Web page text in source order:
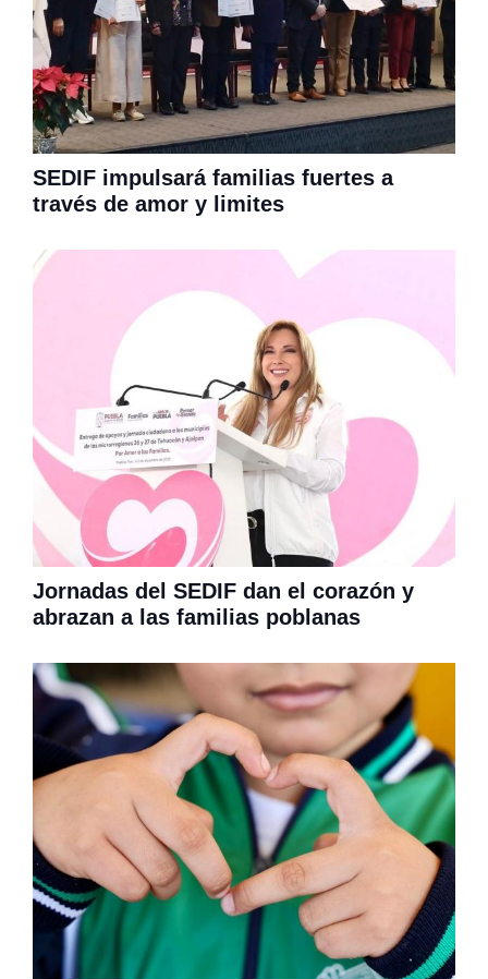
SEDIF impulsará familias fuertes a
través de amor y limites
Jornadas del SEDIF dan el corazón y
abrazan a las familias poblanas